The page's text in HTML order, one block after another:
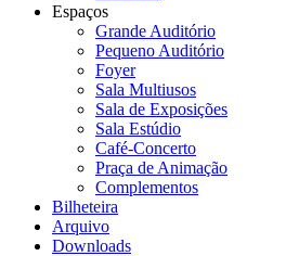
Espaços
Grande Auditório
Pequeno Auditório
Foyer
Sala Multiusos
Sala de Exposições
Sala Estúdio
Café-Concerto
Praça de Animação
Complementos
Bilheteira
Arquivo
Downloads